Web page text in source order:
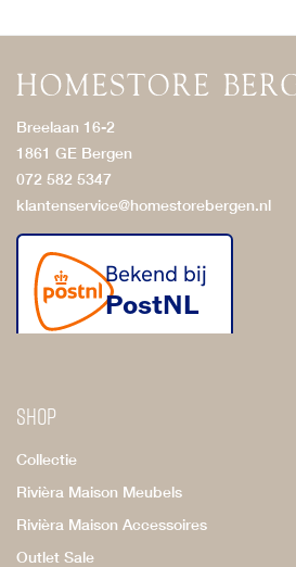
Breelaan 16-2
1861 GE Bergen
072 582 5347
klantenservice@homestorebergen.nl
Shop
Collectie
Rivièra Maison Meubels
Rivièra Maison Accessoires
Outlet Sale